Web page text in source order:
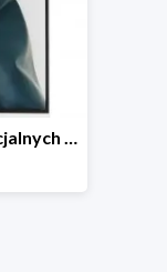
Odzież chłopięca w specjalnych cenach do -35%